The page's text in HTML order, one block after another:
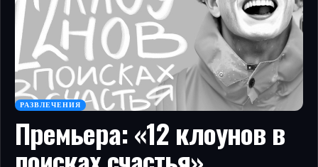
РАЗВЛЕЧЕНИЯ
Премьера: «12 клоунов в